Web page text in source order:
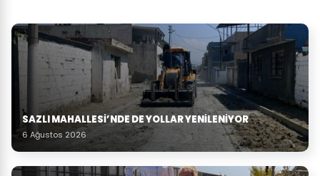
SAZLI MAHALLESİ’NDE DE YOLLAR YENİLENİYOR
6 Ağustos 2026